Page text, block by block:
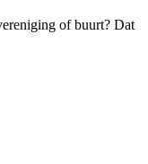
of buurt? Dat